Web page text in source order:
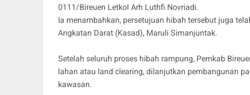
0111/Bireuen Letkol Arh Luthfi Novriadi.
Ia menambahkan, persetujuan hibah tersebut juga
Angkatan Darat (Kasad), Maruli Simanjuntak.
Setelah seluruh proses hibah rampung, Pemkab
lahan atau land clearing, dilanjutkan pembangunan
kawasan.